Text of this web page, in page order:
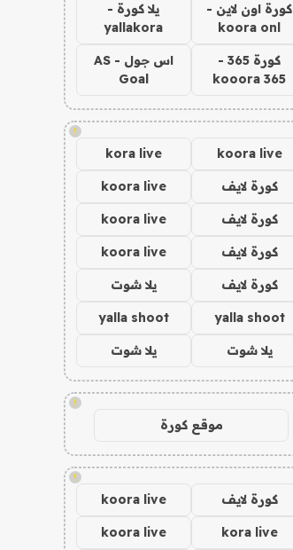
كورة اون لاين -
koora onl
يلا كورة -
yallakora
كورة 365 -
kooora 365
اس جول - AS
Goal
!
koora live
kora live
كورة لايف koora live
كورة لايف koora live
كورة لايف koora live
كورة لايف يلا شوت
yalla shoot
yalla shoot
يلا شوت يلا شوت
!
موقع كورة
!
كورة لايف koora live
kora live
koora live